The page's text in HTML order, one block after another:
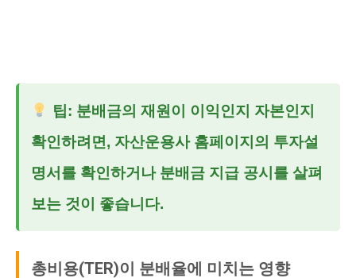
팁: 분배금의 재원이 이익인지 자본인지
확인하려면, 자산운용사 홈페이지의 투자설
명서를 확인하거나 분배금 지급 공시를 살펴
보는 것이 좋습니다.
총비용(TER)이 분배율에 미치는 영향